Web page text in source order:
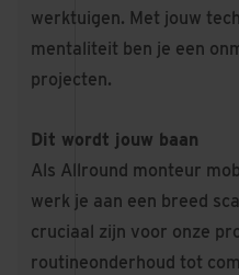
werktuigen. Met jouw
mentaliteit ben je een
projecten.
Dit wordt jouw baan
Als Allround monteur
werk je aan een breed
cruciaal zijn voor onze
routineonderhoud tot